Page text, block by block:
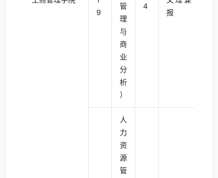
9
管
理
与
商
业
分
析
）
4
报
人
力
资
源
管